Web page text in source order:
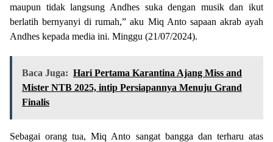
maupun tidak langsung Andhes suka dengan musik dan ikut
berlatih bernyanyi di rumah,” aku Miq Anto sapaan akrab ayah
Andhes kepada media ini. Minggu (21/07/2024).
Baca Juga: Hari Pertama Karantina Ajang Miss and
Mister NTB 2025, intip Persiapannya Menuju Grand
Finalis
Sebagai orang tua, Miq Anto sangat bangga dan terharu atas